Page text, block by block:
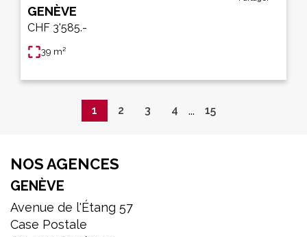
GENÈVE
CHF 3'585.-
39 m²
1 2 3 4 ... 15
NOS AGENCES
GENÈVE
Avenue de l'Étang 57
Case Postale